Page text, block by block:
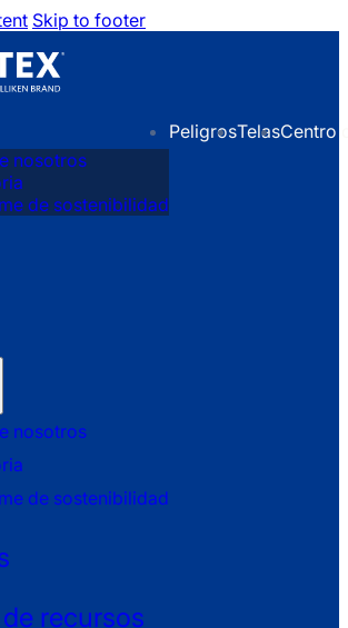
Skip to footer
nosotros
de sostenibilidad
PeligrosTelasCentro
nosotros
de sostenibilidad
recursos